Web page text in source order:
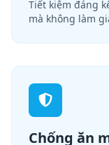
Tiết kiệm đáng
mà không làm
Chống ăn